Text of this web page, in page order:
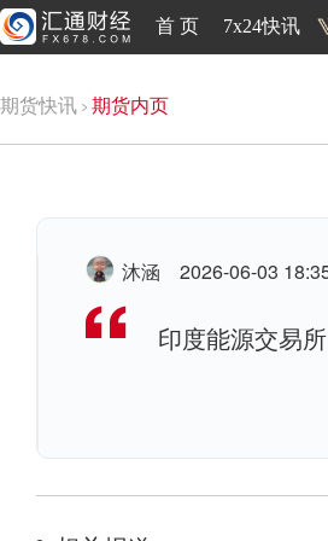
首 页 7x24快讯
期货快讯 期货内页
沐涵 2026-06-03
印度能源交易